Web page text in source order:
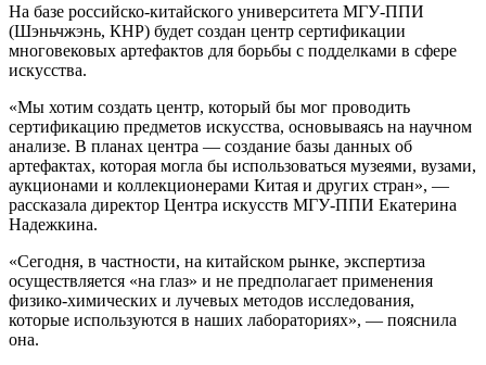
На базе российско-китайского университета МГУ-ППИ
(Шэньчжэнь, КНР) будет создан центр сертификации
многовековых артефактов для борьбы с подделками в сфере
искусства.
«Мы хотим создать центр, который бы мог проводить
сертификацию предметов искусства, основываясь на научном
анализе. В планах центра — создание базы данных об
артефактах, которая могла бы использоваться музеями, вузами,
аукционами и коллекционерами Китая и других стран», —
рассказала директор Центра искусств МГУ-ППИ Екатерина
Надежкина.
«Сегодня, в частности, на китайском рынке, экспертиза
осуществляется «на глаз» и не предполагает применения
физико-химических и лучевых методов исследования,
которые используются в наших лабораториях», — пояснила
она.